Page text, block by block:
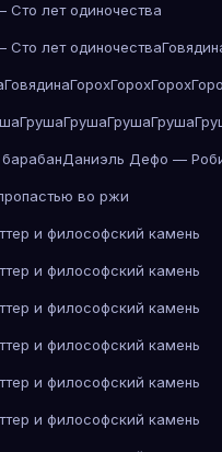
лет одиночества
лет одиночества
ГовядинаГорохГорохГорох
ГрушаГрушаГрушаГруша
Даниэль Дефо —
во ржи
и философский камень
и философский камень
и философский камень
и философский камень
и философский камень
и философский камень